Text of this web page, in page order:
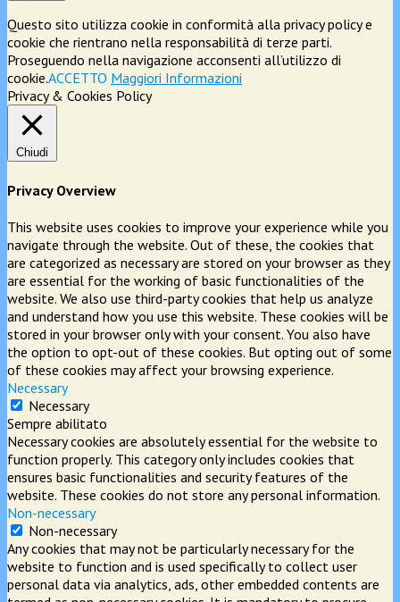
Questo sito utilizza cookie in conformità alla privacy policy e
cookie che rientrano nella responsabilità di terze parti.
Proseguendo nella navigazione acconsenti all’utilizzo di
cookie.ACCETTO Maggiori Informazioni
Privacy & Cookies Policy
Chiudi
Privacy Overview
This website uses cookies to improve your experience while you
navigate through the website. Out of these, the cookies that
are categorized as necessary are stored on your browser as they
are essential for the working of basic functionalities of the
website. We also use third-party cookies that help us analyze
and understand how you use this website. These cookies will be
stored in your browser only with your consent. You also have
the option to opt-out of these cookies. But opting out of some
of these cookies may affect your browsing experience.
Necessary
Necessary
Sempre abilitato
Necessary cookies are absolutely essential for the website to
function properly. This category only includes cookies that
ensures basic functionalities and security features of the
website. These cookies do not store any personal information.
Non-necessary
Non-necessary
Any cookies that may not be particularly necessary for the
website to function and is used specifically to collect user
personal data via analytics, ads, other embedded contents are